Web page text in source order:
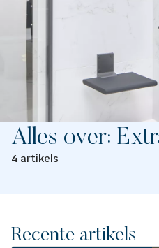
Alles over:
4 artikels
Recente artikels